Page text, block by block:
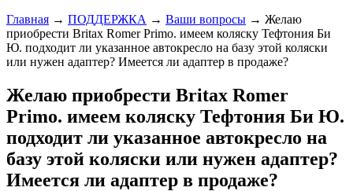
Главная → ПОДДЕРЖКА → Ваши вопросы → Желаю
приобрести Britax Romer Primo. имеем коляску Тефтония Би
Ю. подходит ли указанное автокресло на базу этой коляски
или нужен адаптер? Имеется ли адаптер в продаже?
Желаю приобрести Britax Romer
Primo. имеем коляску Тефтония Би Ю.
подходит ли указанное автокресло на
базу этой коляски или нужен адаптер?
Имеется ли адаптер в продаже?